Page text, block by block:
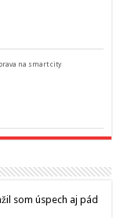
na smart city
som úspech aj pád